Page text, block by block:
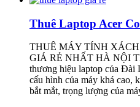
Thuê Laptop Acer
THUÊ MÁY TÍNH XÁCH
GIÁ RẺ NHẤT HÀ NỘI
thương hiệu laptop của Đài
cấu hình của máy khá cao,
bắt mắt, trọng lượng của